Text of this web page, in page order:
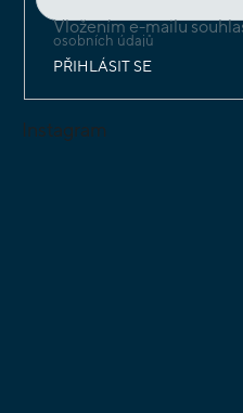
Vložením e-mailu
osobních údajů
PŘIHLÁSIT SE
Instagram